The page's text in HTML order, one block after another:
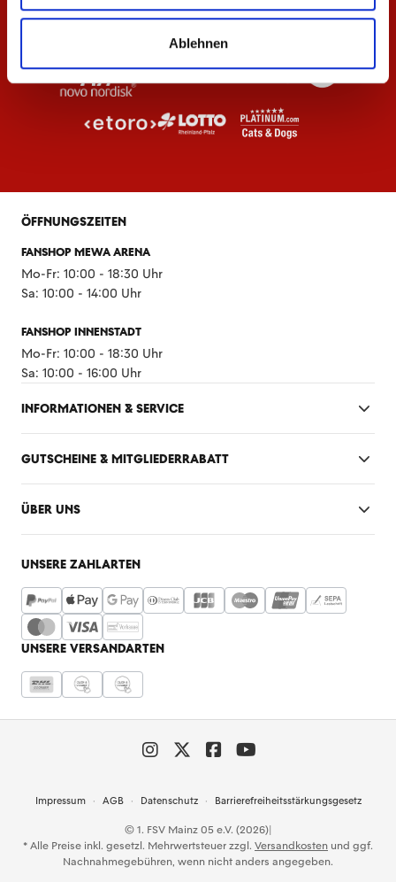
Ablehnen
ÖFFNUNGSZEITEN
FANSHOP MEWA ARENA
Mo-Fr: 10:00 - 18:30 Uhr
Sa: 10:00 - 14:00 Uhr
FANSHOP INNENSTADT
Mo-Fr: 10:00 - 18:30 Uhr
Sa: 10:00 - 16:00 Uhr
INFORMATIONEN & SERVICE
GUTSCHEINE & MITGLIEDERRABATT
ÜBER UNS
UNSERE ZAHLARTEN
UNSERE VERSANDARTEN
Impressum AGB Datenschutz Barrierefreiheitsstärkungsgesetz
© 1. FSV Mainz 05 e.V. (2026)|
* Alle Preise inkl. gesetzl. Mehrwertsteuer zzgl. Versandkosten und ggf.
Nachnahmegebühren, wenn nicht anders angegeben.